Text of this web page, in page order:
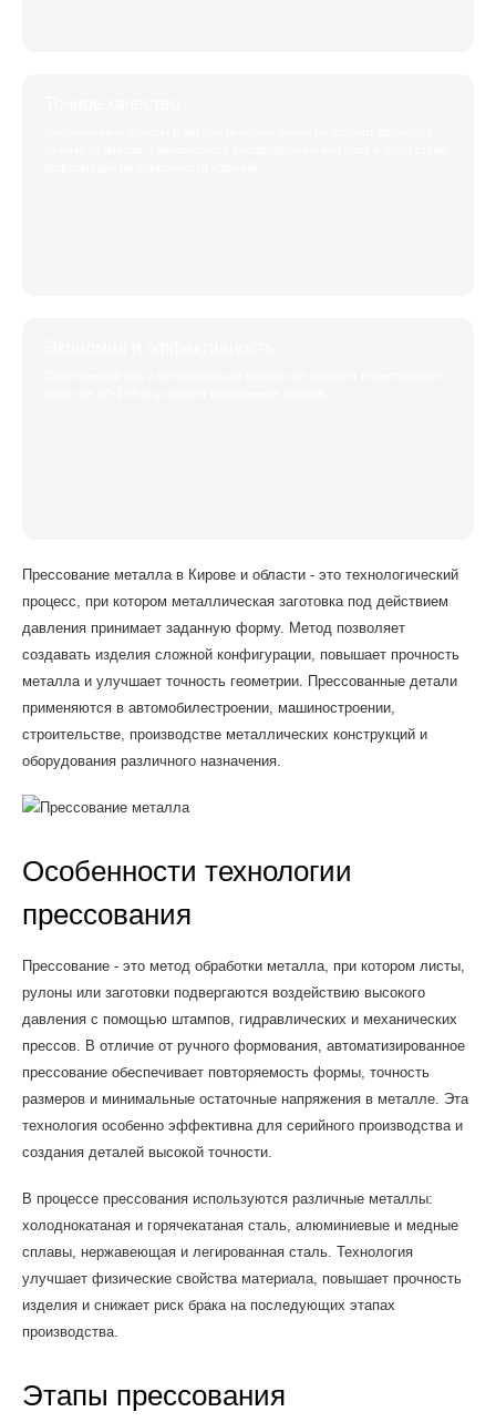
Прессование металла в Кирове и области - это технологический
процесс, при котором металлическая заготовка под действием
давления принимает заданную форму. Метод позволяет
создавать изделия сложной конфигурации, повышает прочность
металла и улучшает точность геометрии. Прессованные детали
применяются в автомобилестроении, машиностроении,
строительстве, производстве металлических конструкций и
оборудования различного назначения.
Особенности технологии
прессования
Прессование - это метод обработки металла, при котором листы,
рулоны или заготовки подвергаются воздействию высокого
давления с помощью штампов, гидравлических и механических
прессов. В отличие от ручного формования, автоматизированное
прессование обеспечивает повторяемость формы, точность
размеров и минимальные остаточные напряжения в металле. Эта
технология особенно эффективна для серийного производства и
создания деталей высокой точности.
В процессе прессования используются различные металлы:
холоднокатаная и горячекатаная сталь, алюминиевые и медные
сплавы, нержавеющая и легированная сталь. Технология
улучшает физические свойства материала, повышает прочность
изделия и снижает риск брака на последующих этапах
производства.
Этапы прессования